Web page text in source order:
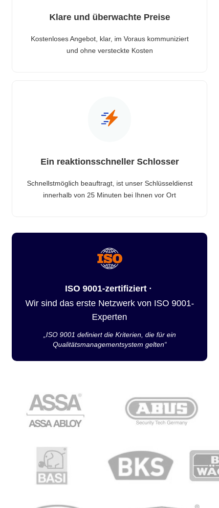
Klare und überwachte Preise
Kostenloses Angebot, klar, im Voraus kommuniziert
und ohne versteckte Kosten
Ein reaktionsschneller Schlosser
Schnellstmöglich beauftragt, ist unser Schlüsseldienst
innerhalb von 25 Minuten bei Ihnen vor Ort
ISO 9001-zertifiziert ·
Wir sind das erste Netzwerk von ISO 9001-
Experten
„ISO 9001 definiert die Kriterien, die für ein
Qualitätsmanagementsystem gelten“